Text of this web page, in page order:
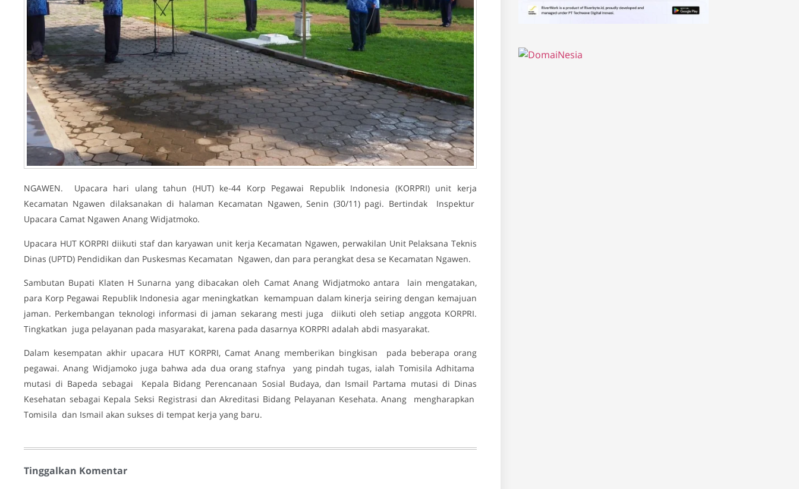
NGAWEN. Upacara hari ulang tahun (HUT) ke-44 Korp Pegawai Republik Indonesia (KORPRI) unit kerja
Kecamatan Ngawen dilaksanakan di halaman Kecamatan Ngawen, Senin (30/11) pagi. Bertindak Inspektur
Upacara Camat Ngawen Anang Widjatmoko.
Upacara HUT KORPRI diikuti staf dan karyawan unit kerja Kecamatan Ngawen, perwakilan Unit Pelaksana Teknis
Dinas (UPTD) Pendidikan dan Puskesmas Kecamatan Ngawen, dan para perangkat desa se Kecamatan Ngawen.
Sambutan Bupati Klaten H Sunarna yang dibacakan oleh Camat Anang Widjatmoko antara lain mengatakan,
para Korp Pegawai Republik Indonesia agar meningkatkan kemampuan dalam kinerja seiring dengan kemajuan
jaman. Perkembangan teknologi informasi di jaman sekarang mesti juga diikuti oleh setiap anggota KORPRI.
Tingkatkan juga pelayanan pada masyarakat, karena pada dasarnya KORPRI adalah abdi masyarakat.
Dalam kesempatan akhir upacara HUT KORPRI, Camat Anang memberikan bingkisan pada beberapa orang
pegawai. Anang Widjamoko juga bahwa ada dua orang stafnya yang pindah tugas, ialah Tomisila Adhitama
mutasi di Bapeda sebagai Kepala Bidang Perencanaan Sosial Budaya, dan Ismail Partama mutasi di Dinas
Kesehatan sebagai Kepala Seksi Registrasi dan Akreditasi Bidang Pelayanan Kesehata. Anang mengharapkan
Tomisila dan Ismail akan sukses di tempat kerja yang baru.
Tinggalkan Komentar